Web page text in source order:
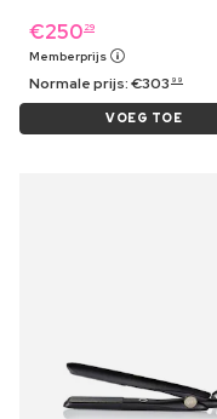
€250 29
Memberprijs
Normale prijs:€303 99
VOEG TOE